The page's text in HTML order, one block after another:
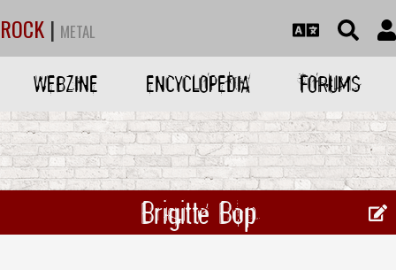
ROCK | METAL
WEBZINE ENCYCLOPEDIA FORUMS
Brigitte Bop